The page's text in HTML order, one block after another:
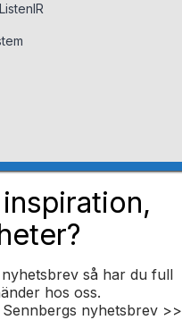
så har du full
hos oss.
nyhetsbrev >>